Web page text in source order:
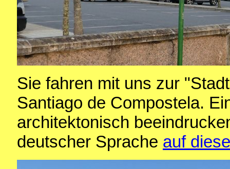
Sie fahren mit uns zur
Santiago de Compostela.
architektonisch
deutscher Sprache auf